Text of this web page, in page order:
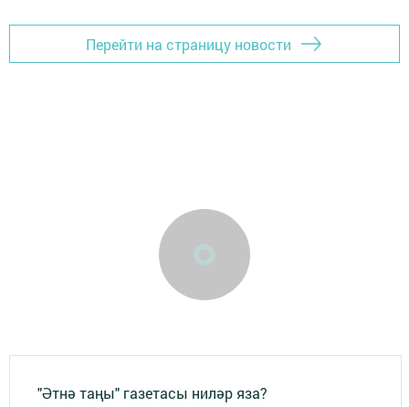
Перейти на страницу новости
"Әтнә таңы" газетасы ниләр яза?